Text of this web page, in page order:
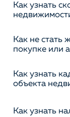
Как узнать
Как не стать
покупке или
Как узнать
объекта
Как узнать